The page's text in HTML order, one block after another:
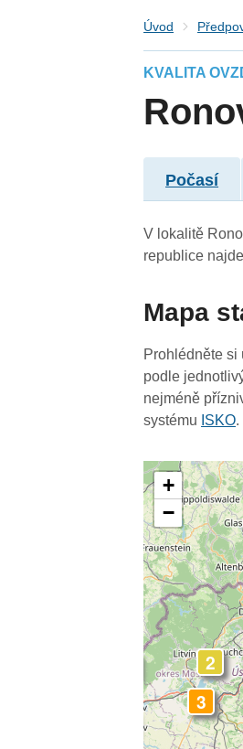
Úvod
KVALITA
Počasí
V lokalitě
republice
Mapa
Prohlédněte
podle
nejméně
systému ISKO.
3
2
+
−